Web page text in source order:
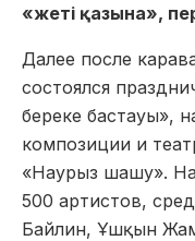
«жеті қазына»,
Далее после
состоялся
береке бастауы»,
композиции и
«Наурыз шашу».
500 артистов,
Байлин, Ұшқын